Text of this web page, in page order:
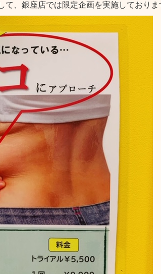
、銀座店では限定企画を実施しておりま